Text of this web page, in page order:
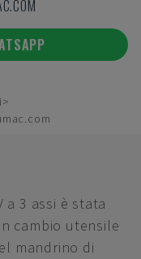
a 3 assi è stata
cambio utensile
mandrino di